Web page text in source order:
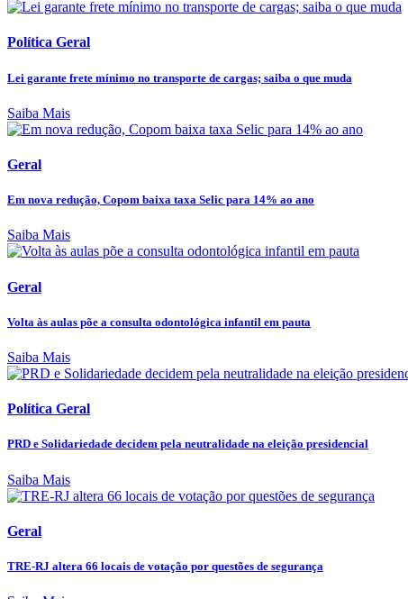
Política Geral
Lei garante frete mínimo no transporte de cargas; saiba o que muda
Saiba Mais
Geral
Em nova redução, Copom baixa taxa Selic para 14% ao ano
Saiba Mais
Geral
Volta às aulas põe a consulta odontológica infantil em pauta
Saiba Mais
Política Geral
PRD e Solidariedade decidem pela neutralidade na eleição presidencial
Saiba Mais
Geral
TRE-RJ altera 66 locais de votação por questões de segurança